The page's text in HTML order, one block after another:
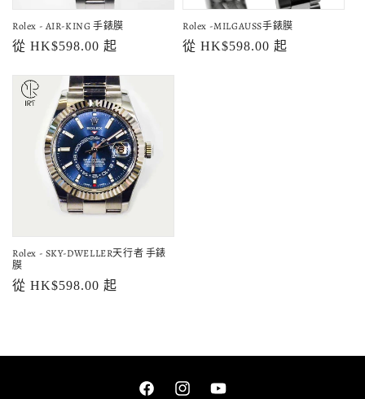
Rolex - AIR-KING 手錶膜
定
從 HK$598.00 起
Rolex -MILGAUSS手錶膜
定
從 HK$598.00 起
Rolex - SKY-DWELLER天行者 手錶
膜
定
從 HK$598.00 起